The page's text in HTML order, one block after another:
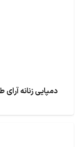
دمپایی زنانه آرای